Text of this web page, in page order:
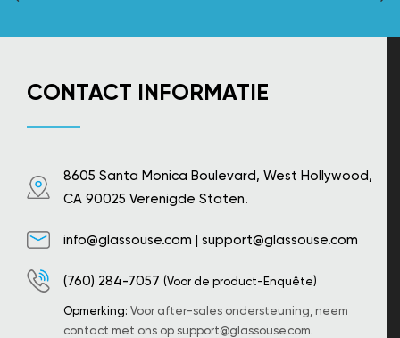
CONTACT INFORMATIE
8605 Santa Monica Boulevard, West Hollywood,
CA 90025 Verenigde Staten.
info@glassouse.com | support@glassouse.com
(760) 284-7057 (Voor de product-Enquête)
Opmerking: Voor after-sales ondersteuning, neem
contact met ons op support@glassouse.com.